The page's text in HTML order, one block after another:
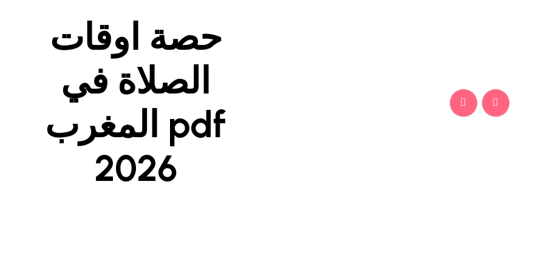
حصة اوقات
الصلاة في
المغرب pdf
2026